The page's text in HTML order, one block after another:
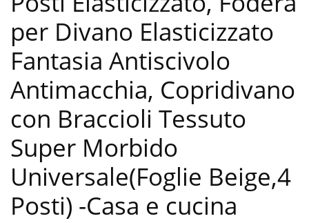
per Divano Elasticizzato
Fantasia Antiscivolo
Antimacchia, Copridivano
con Braccioli Tessuto
Super Morbido
Universale(Foglie Beige,4
Posti) -Casa e cucina